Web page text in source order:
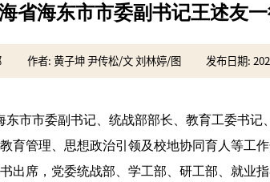
省海东市市委副书记王述友
作者: 黄子坤 尹传松/文 刘林婷/图 发布日期:
东市市委副书记、统战部部长、教育工委书记
育管理、思想政治引领及校地协同育人等工
出席，党委统战部、学工部、研工部、就业